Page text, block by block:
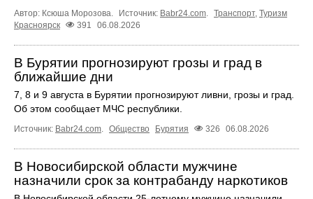
Автор: Ксюша Морозова. Источник: Babr24.com Транспорт, Туризм
Красноярск
391 06.08.2026
В Бурятии прогнозируют грозы и град в
ближайшие дни
7, 8 и 9 августа в Бурятии прогнозируют ливни, грозы и град.
Об этом сообщает МЧС республики.
Источник: Babr24.com. Общество Бурятия 326 06.08.2026
В Новосибирской области мужчине
назначили срок за контрабанду наркотиков